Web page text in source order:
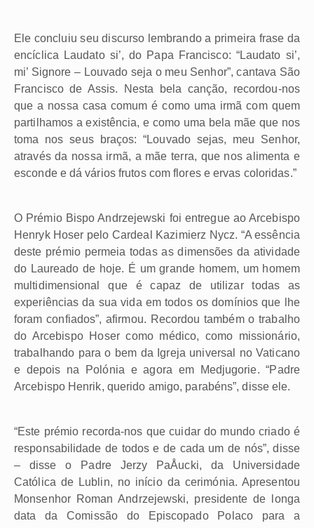
Ele concluiu seu discurso lembrando a primeira frase da
encíclica Laudato si’, do Papa Francisco: “Laudato si’,
mi’ Signore – Louvado seja o meu Senhor”, cantava São
Francisco de Assis. Nesta bela canção, recordou-nos
que a nossa casa comum é como uma irmã com quem
partilhamos a existência, e como uma bela mãe que nos
toma nos seus braços: “Louvado sejas, meu Senhor,
através da nossa irmã, a mãe terra, que nos alimenta e
esconde e dá vários frutos com flores e ervas coloridas.”
O Prémio Bispo Andrzejewski foi entregue ao Arcebispo
Henryk Hoser pelo Cardeal Kazimierz Nycz. “A essência
deste prémio permeia todas as dimensões da atividade
do Laureado de hoje. É um grande homem, um homem
multidimensional que é capaz de utilizar todas as
experiências da sua vida em todos os domínios que lhe
foram confiados”, afirmou. Recordou também o trabalho
do Arcebispo Hoser como médico, como missionário,
trabalhando para o bem da Igreja universal no Vaticano
e depois na Polónia e agora em Medjugorie. “Padre
Arcebispo Henrik, querido amigo, parabéns”, disse ele.
“Este prémio recorda-nos que cuidar do mundo criado é
responsabilidade de todos e de cada um de nós”, disse
– disse o Padre Jerzy PaÅucki, da Universidade
Católica de Lublin, no início da cerimónia. Apresentou
Monsenhor Roman Andrzejewski, presidente de longa
data da Comissão do Episcopado Polaco para a